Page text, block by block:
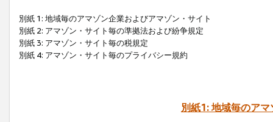
別紙 1: 地域毎のアマゾン企業およびアマゾン・サイト
別紙 2: アマゾン・サイト毎の準拠法および紛争規定
別紙 3: アマゾン・サイト毎の税規定
別紙 4: アマゾン・サイト毎のプライバシー規約
別紙1: 地域毎のア